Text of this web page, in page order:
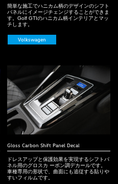
簡単な施工でハニカム柄のデザインのシフト
パネルにイメージチェンジすることができま
す。Golf GTIのハニカム柄インテリアとマッ
チします。
Volkswagen
Gloss Carbon Shift Panel Decal
ドレスアップと保護効果を実現するシフトパ
ネル用のグロスカ ーボン調デカールです。
車種専用の形状で、曲面にも追従する貼りや
すいフィルムです。